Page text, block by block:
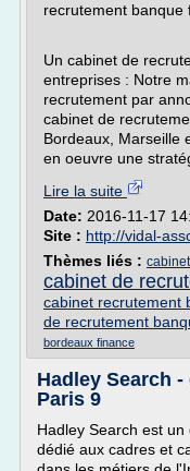
recrutement banque
Un cabinet de
entreprises : Notre
recrutement par
cabinet de
Bordeaux, Marseille
en oeuvre une
Lire la suite
Date: 2016-11-17
Site : http://vidal-
Thèmes liés :
cabinet de
cabinet recrutement
de recrutement
bordeaux finance
Hadley Search
Paris 9
Hadley Search est
dédié aux cadres et